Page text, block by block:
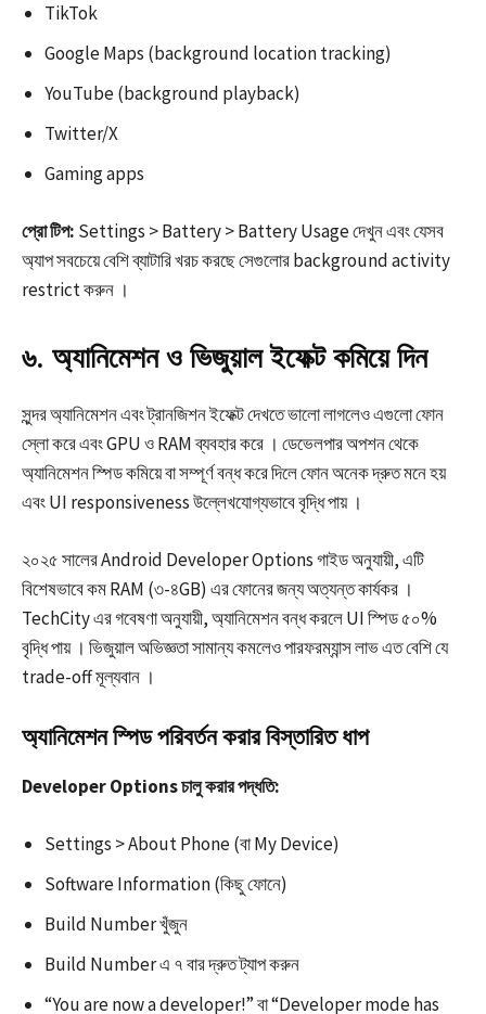
TikTok​
Google Maps (background location tracking)​
YouTube (background playback)
Twitter/X
Gaming apps
প্রো টিপ: Settings > Battery > Battery Usage দেখুন এবং যেসব
অ্যাপ সবচেয়ে বেশি ব্যাটারি খরচ করছে সেগুলোর background activity
restrict করুন ।​
৬. অ্যানিমেশন ও ভিজুয়াল ইফেক্ট কমিয়ে দিন
সুন্দর অ্যানিমেশন এবং ট্রানজিশন ইফেক্ট দেখতে ভালো লাগলেও এগুলো ফোন
স্লো করে এবং GPU ও RAM ব্যবহার করে । ডেভেলপার অপশন থেকে
অ্যানিমেশন স্পিড কমিয়ে বা সম্পূর্ণ বন্ধ করে দিলে ফোন অনেক দ্রুত মনে হয়
এবং UI responsiveness উল্লেখযোগ্যভাবে বৃদ্ধি পায় ।​
২০২৫ সালের Android Developer Options গাইড অনুযায়ী, এটি
বিশেষভাবে কম RAM (৩-৪GB) এর ফোনের জন্য অত্যন্ত কার্যকর ।
TechCity এর গবেষণা অনুযায়ী, অ্যানিমেশন বন্ধ করলে UI স্পিড ৫০%
বৃদ্ধি পায় । ভিজুয়াল অভিজ্ঞতা সামান্য কমলেও পারফরম্যান্স লাভ এত বেশি যে
trade-off মূল্যবান ।​​
অ্যানিমেশন স্পিড পরিবর্তন করার বিস্তারিত ধাপ
Developer Options চালু করার পদ্ধতি:
Settings > About Phone (বা My Device)
Software Information (কিছু ফোনে)
Build Number খুঁজুন
Build Number এ ৭ বার দ্রুত ট্যাপ করুন
“You are now a developer!” বা “Developer mode has